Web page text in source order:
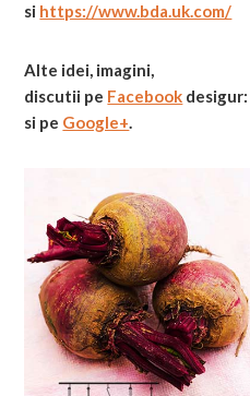
si https://www.bda.uk.com/
Alte idei, imagini,
discutii pe Facebook
si pe Google+.